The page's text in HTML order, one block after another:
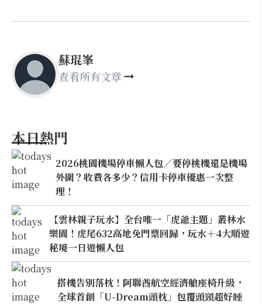
蘇琨峯
查看所有文章
本日熱門
2026桃園機場停車懶人包／要停桃機還是機場
外圍？收費各多少？信用卡停車優惠一次整
理！
【雲林親子玩水】全台唯一「虎爺主題」叢林水
樂園！虎尾632高地免門票回歸，玩水＋4大順遊
秘境一日遊懶人包
搭機告別落枕！阿聯酋航空經濟艙座椅升級，
全球首創「U-Dream頭枕」包覆頭頸超好睡